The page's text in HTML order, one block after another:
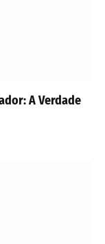
A Verdade